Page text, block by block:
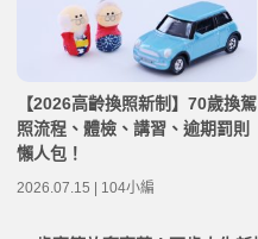
【2026高齡換照新制】70歲換駕
照流程、體檢、講習、逾期罰則
懶人包！
2026.07.15 | 104小編